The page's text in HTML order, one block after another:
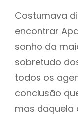
Costumava
encontrar
sonho da
sobretudo
todos os
conclusão
mas daquela